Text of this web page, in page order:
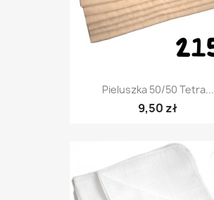
Pieluszka 50/50 Tetra...
9,50 zł